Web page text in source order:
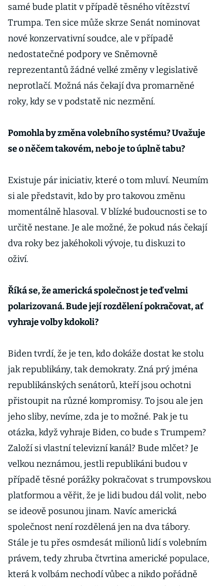
samé bude platit v případě těsného vítězství
Trumpa. Ten sice může skrze Senát nominovat
nové konzervativní soudce, ale v případě
nedostatečné podpory ve Sněmovně
reprezentantů žádné velké změny v legislativě
neprotlačí. Možná nás čekají dva promarněné
roky, kdy se v podstatě nic nezmění.
Pomohla by změna volebního systému? Uvažuje
se o něčem takovém, nebo je to úplně tabu?
Existuje pár iniciativ, které o tom mluví. Neumím
si ale představit, kdo by pro takovou změnu
momentálně hlasoval. V blízké budoucnosti se to
určitě nestane. Je ale možné, že pokud nás čekají
dva roky bez jakéhokoli vývoje, tu diskuzi to
oživí.
Říká se, že americká společnost je teď velmi
polarizovaná. Bude její rozdělení pokračovat, ať
vyhraje volby kdokoli?
Biden tvrdí, že je ten, kdo dokáže dostat ke stolu
jak republikány, tak demokraty. Zná prý jména
republikánských senátorů, kteří jsou ochotni
přistoupit na různé kompromisy. To jsou ale jen
jeho sliby, nevíme, zda je to možné. Pak je tu
otázka, když vyhraje Biden, co bude s Trumpem?
Založí si vlastní televizní kanál? Bude mlčet? Je
velkou neznámou, jestli republikáni budou v
případě těsné porážky pokračovat s trumpovskou
platformou a věřit, že je lidi budou dál volit, nebo
se ideově posunou jinam. Navíc americká
společnost není rozdělená jen na dva tábory.
Stále je tu přes osmdesát milionů lidí s volebním
právem, tedy zhruba čtvrtina americké populace,
která k volbám nechodí vůbec a nikdo pořádně